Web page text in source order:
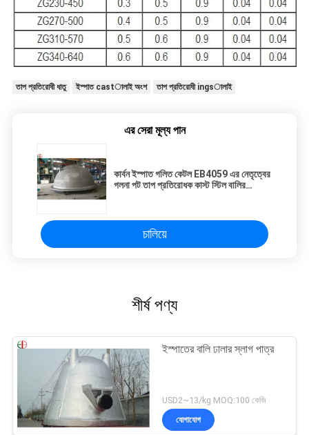
তাপ প্রতিরোধী ধাতু ইস্পাত castালাই অংশ তাপ প্রতিরোধী ingsালাই
এর সেরা মূল্য পান
কার্বন ইস্পাত গলিত কেটল EB4059 এর নেতৃত্বের
গলনা পট তাপ প্রতিরোধক কাস্ট স্টিল বালির
চালিয়ে
শীর্ষ পণ্য
ইস্পাতের বালি ঢালার স্লাগ পাত্র
USD2~13/kg MOQ:100 কেজি
যোগাযোগ